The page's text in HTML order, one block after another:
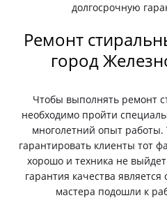
долгосрочную
Ремонт
город
Чтобы выполнять ремонт
необходимо пройти
многолетний опыт
гарантировать клиенты тот
хорошо и техника не
гарантия качества является
мастера подошли к